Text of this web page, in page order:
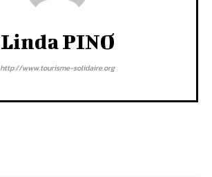
Linda PINO
http://www.tourisme-solidaire.org